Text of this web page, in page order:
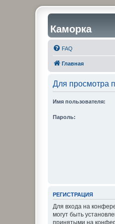
Каморка
FAQ
Главная
Для просмотра
Имя пользователя:
Пароль:
РЕГИСТРАЦИЯ
Для входа на
могут быть
принятыми на